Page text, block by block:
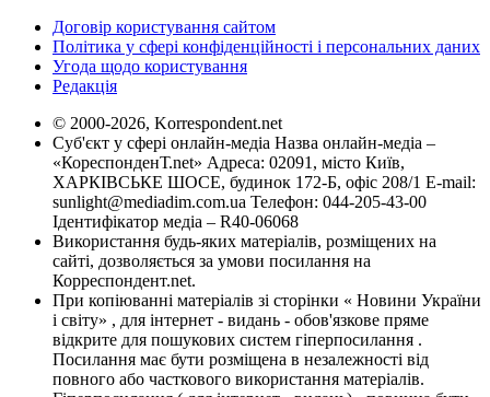
Договір користування сайтом
Політика у сфері конфіденційності і персональних даних
Угода щодо користування
Редакція
© 2000-2026, Korrespondent.net
Суб'єкт у сфері онлайн-медіа Назва онлайн-медіа –
«КореспонденТ.net» Адреса: 02091, місто Київ,
ХАРКІВСЬКЕ ШОСЕ, будинок 172-Б, офіс 208/1 E-mail:
sunlight@mediadim.com.ua Телефон: 044-205-43-00
Ідентифікатор медіа – R40-06068
Використання будь-яких матеріалів, розміщених на
сайті, дозволяється за умови посилання на
Корреспондент.net.
При копіюванні матеріалів зі сторінки « Новини України
і світу» , для інтернет - видань - обов'язкове пряме
відкрите для пошукових систем гіперпосилання .
Посилання має бути розміщена в незалежності від
повного або часткового використання матеріалів.